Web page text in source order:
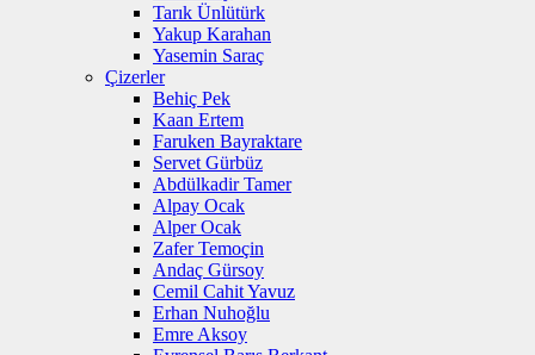
Tarık Ünlütürk
Yakup Karahan
Yasemin Saraç
Çizerler
Behiç Pek
Kaan Ertem
Faruken Bayraktare
Servet Gürbüz
Abdülkadir Tamer
Alpay Ocak
Alper Ocak
Zafer Temoçin
Andaç Gürsoy
Cemil Cahit Yavuz
Erhan Nuhoğlu
Emre Aksoy